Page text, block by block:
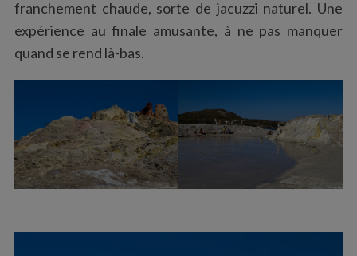
franchement chaude, sorte de jacuzzi naturel. Une
expérience au finale amusante, à ne pas manquer
quand se rend là-bas.